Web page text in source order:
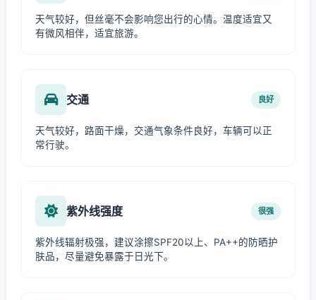
天气较好，但丝毫不会影响您出行的心情。温度适宜又
有微风相伴，适宜旅游。
交通 良好
天气较好，路面干燥，交通气象条件良好，车辆可以正
常行驶。
紫外线强度 很强
紫外线辐射极强，建议涂擦SPF20以上、PA++的防晒护
肤品，尽量避免暴露于日光下。